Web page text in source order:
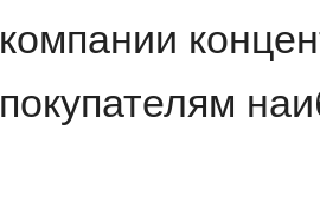
компании
покупателям